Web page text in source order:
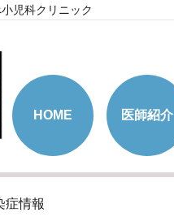
児科クリニック
HOME 医師紹介
症情報